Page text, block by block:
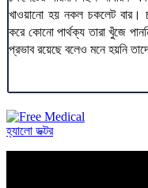
খাওয়ানো হয় নকল চকলেট বার।
করে কোনো পার্থক্য তারা খুঁজে
প্রভাব রয়েছে বলেও মনে হয়নি
হ্যালো ডক্টর